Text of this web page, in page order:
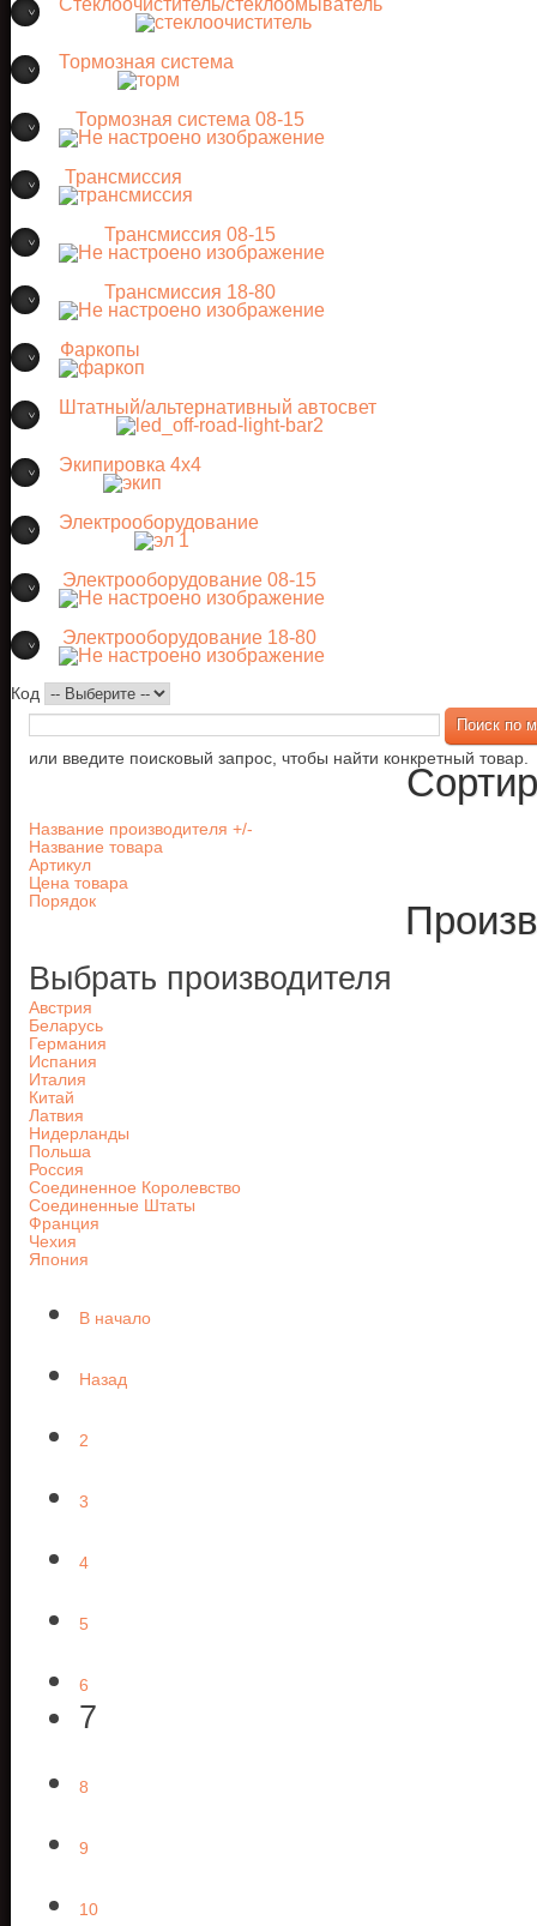
Стеклоочиститель/стеклоомыватель
Тормозная система
Тормозная система 08-15
Трансмиссия
Трансмиссия 08-15
Трансмиссия 18-80
Фаркопы
Штатный/альтернативный автосвет
Экипировка 4х4
Электрооборудование
Электрооборудование 08-15
Электрооборудование 18-80
Код
или введите поисковый запрос, чтобы найти конкретный товар.
Название производителя +/-
Название товара
Артикул
Цена товара
Порядок
Выбрать производителя
Австрия
Беларусь
Германия
Испания
Италия
Китай
Латвия
Нидерланды
Польша
Россия
Соединенное Королевство
Соединенные Штаты
Франция
Чехия
Япония
В начало
Назад
2
3
4
5
6
7
8
9
10